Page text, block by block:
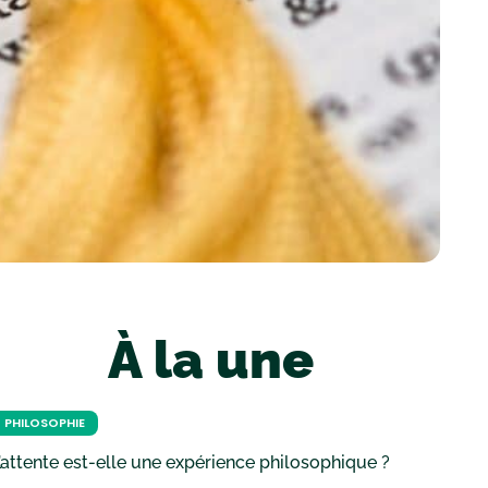
À la une
PHILOSOPHIE
est-elle une expérience philosophique ?